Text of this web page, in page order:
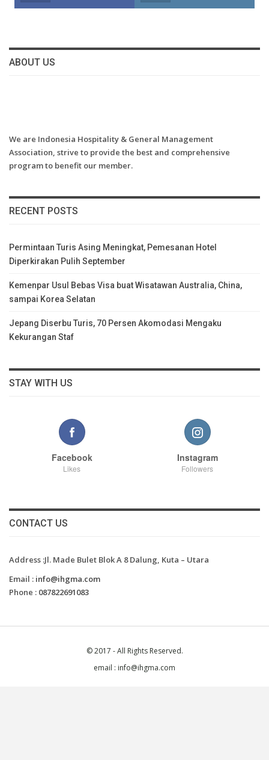
ABOUT US
We are Indonesia Hospitality & General Management
Association, strive to provide the best and comprehensive
program to benefit our member.
RECENT POSTS
Permintaan Turis Asing Meningkat, Pemesanan Hotel
Diperkirakan Pulih September
Kemenpar Usul Bebas Visa buat Wisatawan Australia, China,
sampai Korea Selatan
Jepang Diserbu Turis, 70 Persen Akomodasi Mengaku
Kekurangan Staf
STAY WITH US
Facebook
Likes
Instagram
Followers
CONTACT US
Address :Jl. Made Bulet Blok A 8 Dalung, Kuta – Utara
Email : info@ihgma.com
Phone : 087822691083
© 2017 - All Rights Reserved.
email : info@ihgma.com